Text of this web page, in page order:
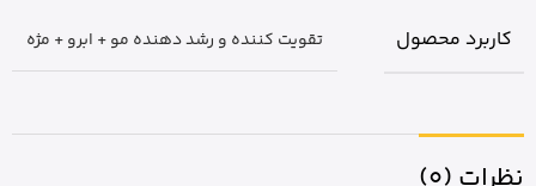
کاربرد محصول تقویت کننده و رشد دهنده مو + ابرو + مژه